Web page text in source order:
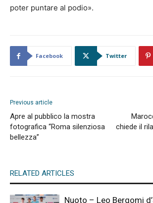
poter puntare al podio».
Facebook Twitter
Previous article
Apre al pubblico la mostra
fotografica “Roma silenziosa
bellezza”
chiede il
RELATED ARTICLES
Nuoto – Leo Bergomi